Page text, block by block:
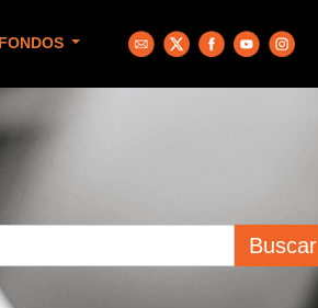
FONDOS
Buscar